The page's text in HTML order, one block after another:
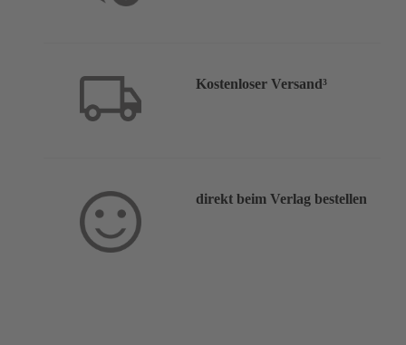
Kostenloser Versand³
direkt beim Verlag bestellen